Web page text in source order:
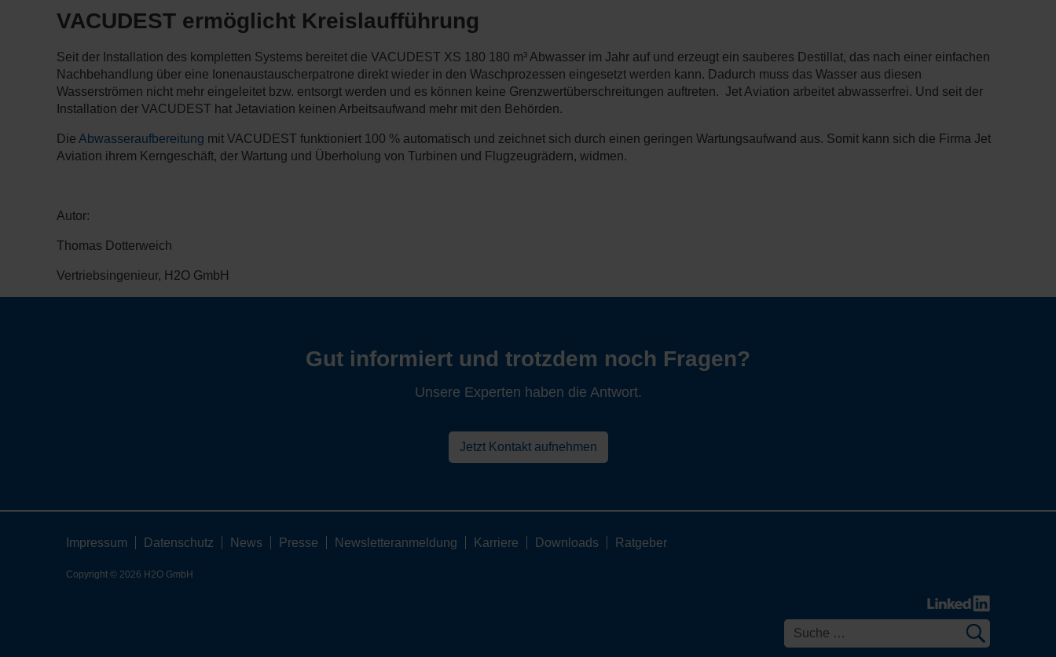
VACUDEST ermöglicht Kreislaufführung
Seit der Installation des kompletten Systems bereitet die VACUDEST XS 180 180 m³ Abwasser im Jahr auf und erzeugt ein sauberes Destillat, das nach einer einfachen
Nachbehandlung über eine Ionenaustauscherpatrone direkt wieder in den Waschprozessen eingesetzt werden kann. Dadurch muss das Wasser aus diesen
Wasserströmen nicht mehr eingeleitet bzw. entsorgt werden und es können keine Grenzwertüberschreitungen auftreten. Jet Aviation arbeitet abwasserfrei. Und seit der
Installation der VACUDEST hat Jetaviation keinen Arbeitsaufwand mehr mit den Behörden.
Die Abwasseraufbereitung mit VACUDEST funktioniert 100 % automatisch und zeichnet sich durch einen geringen Wartungsaufwand aus. Somit kann sich die Firma Jet
Aviation ihrem Kerngeschäft, der Wartung und Überholung von Turbinen und Flugzeugrädern, widmen.
Autor:
Thomas Dotterweich
Vertriebsingenieur, H2O GmbH
Gut informiert und trotzdem noch Fragen?
Unsere Experten haben die Antwort.
Jetzt Kontakt aufnehmen
Impressum Datenschutz News Presse Newsletteranmeldung Karriere Downloads Ratgeber
Copyright © 2026 H2O GmbH
Suchen